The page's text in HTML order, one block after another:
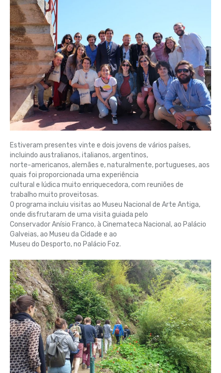
Estiveram presentes vinte e dois jovens de vários países,
incluindo australianos, italianos, argentinos,
norte-americanos, alemães e, naturalmente, portugueses, aos
quais foi proporcionada uma experiência
cultural e lúdica muito enriquecedora, com reuniões de
trabalho muito proveitosas.
O programa incluiu visitas ao Museu Nacional de Arte Antiga,
onde disfrutaram de uma visita guiada pelo
Conservador Anísio Franco, à Cinemateca Nacional, ao Palácio
Galveias, ao Museu da Cidade e ao
Museu do Desporto, no Palácio Foz.